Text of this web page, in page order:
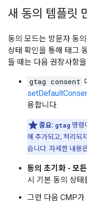
새 동의 템플릿
동의 모드는 방문자 동
상태 확인을 통해 태그
들 때는 다음 권장사항
gtag consent
용합니다.
중요: gtag 명령
에 추가되고, 처리되
습니다. 자세한 내용
동의 초기화 - 모
시 기본 동의 상태
그런 다음 CMP가